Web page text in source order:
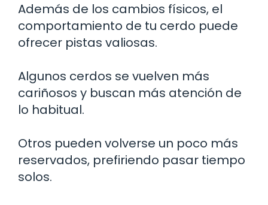
Además de los cambios físicos, el
comportamiento de tu cerdo puede
ofrecer pistas valiosas.
Algunos cerdos se vuelven más
cariñosos y buscan más atención de
lo habitual.
Otros pueden volverse un poco más
reservados, prefiriendo pasar tiempo
solos.